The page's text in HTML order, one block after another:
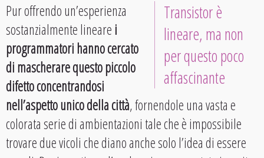
Transistor è
lineare, ma non
per questo poco
affascinante
Pur offrendo un’esperienza
sostanzialmente linearei
programmatori hanno cercato
di mascherare questo piccolo
difetto concentrandosi
nell’aspetto unico della città, fornendole una vasta e
colorata serie di ambientazioni tale che è impossibile
trovare due vicoli che diano anche solo l’idea di essere